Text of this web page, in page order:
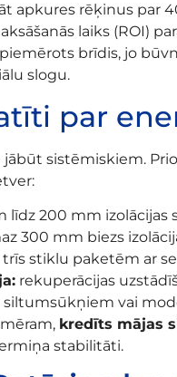
apkures rēķinus par
laiks (ROI)
brīdis, jo
slogu.
par
sistēmiskiem.
līdz 200 mm
300 mm biezs
trīs stiklu paketēm ar
rekuperācijas
siltumsūkņiem vai
kredīts mājas
stabilitāti.